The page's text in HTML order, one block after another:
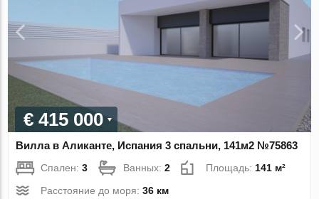
€ 415 000
Вилла в Аликанте, Испания 3 спальни, 141м2 №75863
Спален:3 Ванных:2 Площадь: 141 м²
Расстояние до моря:36 км